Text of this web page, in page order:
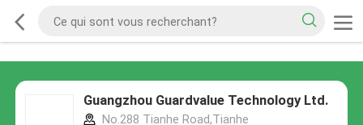
Guangzhou Guardvalue Technology Ltd.
No.288 Tianhe Road,Tianhe